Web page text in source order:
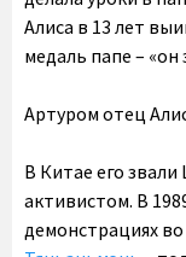
Алиса в 13 лет
медаль папе – «он
Артуром отец
В Китае его
активистом. В
демонстрациях